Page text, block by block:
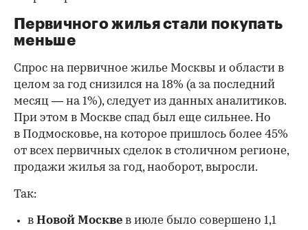
Первичного жилья стали покупать
меньше
Спрос на первичное жилье Москвы и области в
целом за год снизился на 18% (а за последний
месяц — на 1%), следует из данных аналитиков.
При этом в Москве спад был еще сильнее. Но
в Подмосковье, на которое пришлось более 45%
от всех первичных сделок в столичном регионе,
продажи жилья за год, наоборот, выросли.
Так:
в Новой Москве в июле было совершено 1,1